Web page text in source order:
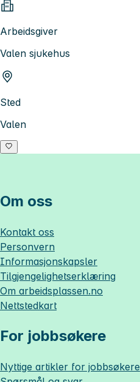
Arbeidsgiver
Valen sjukehus
Sted
Valen
Om oss
Kontakt oss
Personvern
Informasjonskapsler
Tilgjengelighetserklæring
Om arbeidsplassen.no
Nettstedkart
For jobbsøkere
Nyttige artikler for jobbsøkere